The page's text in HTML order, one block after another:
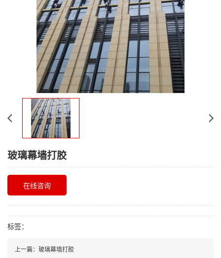
玻璃幕墙打胶
在线咨询
标签：
上一篇：玻璃幕墙打胶